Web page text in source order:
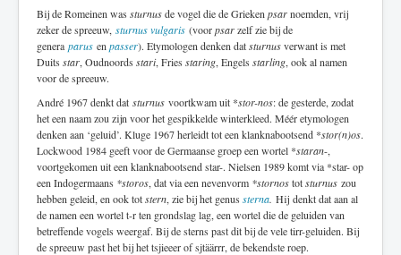
Bij de Romeinen was sturnusde vogel die de Grieken psarnoemden, vrij
zeker de spreeuw, sturnus vulgaris (voorpsarzelf zie bij de
genera parus en passer). Etymologen denken datsturnusverwant is met
Duits star, Oudnoords stari, Fries staring, Engels starling, ook al namen
voor de spreeuw.
André 1967 denkt dat sturnus voortkwam uit *stor-nos: de gesterde, zodat
het een naam zou zijn voor het gespikkelde winterkleed. Méér etymologen
denken aan ‘geluid’. Kluge 1967 herleidt tot een klanknabootsend *stor(n)os.
Lockwood 1984 geeft voor de Germaanse groep een wortel *staran-,
voortgekomen uit een klanknabootsend star-. Nielsen 1989 komt via *star- op
een Indogermaans *storos, dat via een nevenvorm *stornostotsturnus zou
hebben geleid, en ook totstern, zie bij het genus sterna. Hij denkt dat aan al
de namen een wortel t-r ten grondslag lag, een wortel die de geluiden van
betreffende vogels weergaf. Bij de sterns past dit bij de vele tirr-geluiden. Bij
de spreeuw past het bij het tsjieeer of sjtäärrr, de bekendste roep.